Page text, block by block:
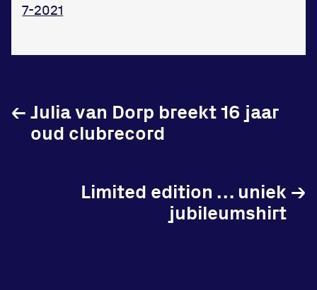
Locatie
Sportpark Reeweg
Bekijk locatie
Privacy en cookies
7-2021
Julia van Dorp breekt 16 jaar
oud clubrecord
←
Limited edition … uniek
jubileumshirt
→